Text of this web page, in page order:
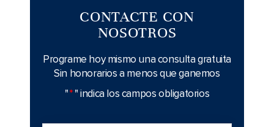
CONTACTE CON
NOSOTROS
Programe hoy mismo una consulta gratuita
Sin honorarios a menos que ganemos
"* " indica los campos obligatorios